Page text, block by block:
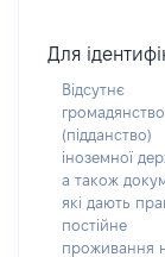
Для
Відсутнє
громадянство
(підданство)
іноземної
а також
які дають
постійне
проживання